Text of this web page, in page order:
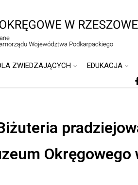
ZWIEDZAJĄCYCH EDUKACJA
Okręgowego